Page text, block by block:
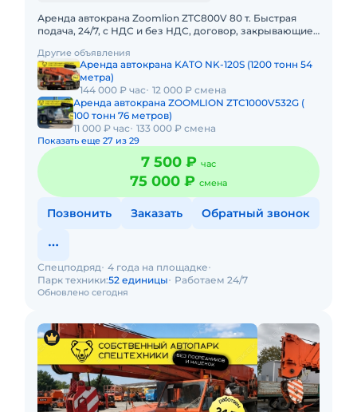
Аренда автокрана Zoomlion ZTC800V 80 т. Быстрая
подача, 24/7, с НДС и без НДС, договор, закрывающие
80 ТОННПредост
Другие объявления
Аренда автокрана KATO NK-120S (1200 тонн 54
метра)
144 000 ₽ час
12 000 ₽ смена
Аренда автокрана ZOOMLION ZTC1000V532G (
100 тонн 76 метров)
11 000 ₽ час 133 000 ₽ смена
Показать еще 27 из 29
7 500 ₽ час
75 000 ₽ смена
Позвонить Заказать Обратный звонок
Обновлено сегодня
Спецподряд 4 года на площадке
Парк техники:52 единицы Работаем 24/7